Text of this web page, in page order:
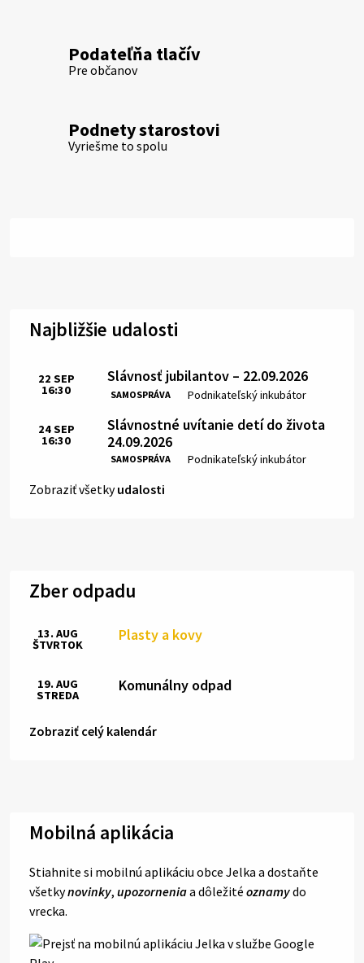
Podateľňa tlačív
Pre občanov
Podnety starostovi
Vyriešme to spolu
Najbližšie udalosti
Slávnosť jubilantov – 22.09.2026
SAMOSPRÁVA Miesto:
Podnikateľský inkubátor
Čas:
22 SEP
16:30
Slávnostné uvítanie detí do života
24.09.2026
SAMOSPRÁVA Miesto:
Podnikateľský inkubátor
Čas:
24SEP
16:30
Zobraziť všetkyudalosti
Zber odpadu
Plasty a kovy
13. AUG
ŠTVRTOK
Komunálny odpad
19. AUG
STREDA
Zobraziť celý kalendár
Mobilná aplikácia
Stiahnite si mobilnú aplikáciu obce Jelka a dostaňte
všetkynovinky, upozorneniaa dôležité oznamydo
vrecka.